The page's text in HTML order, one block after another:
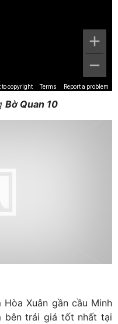
to copyright Terms Report a problem
Bờ Quan 10
Xuân gần cầu Minh
bên trái giá tốt nhất tại